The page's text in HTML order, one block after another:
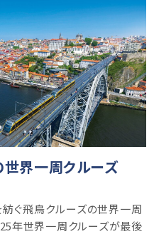
界一周クルーズ
ぐ飛鳥クルーズの世界一周
年世界一周クルーズが最後